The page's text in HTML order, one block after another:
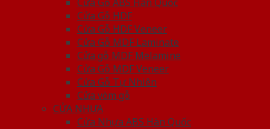
Cửa Gỗ HDF
Cửa Gỗ HDF Veneer
Cửa Gỗ MDF Laminate
Cửa gỗ MDF Melamine
Cửa Gỗ MDF Veneer
Cửa Gỗ Tự Nhiên
Cửa vòm gỗ
CỬA NHỰA
Cửa Nhựa ABS Hàn Quốc